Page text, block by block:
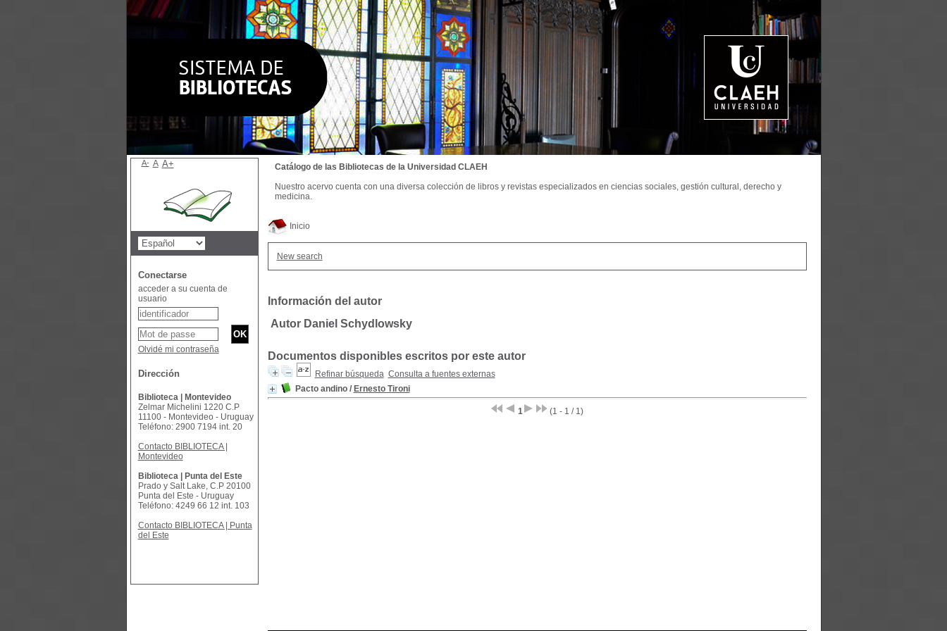
Inicio
New search
Información del autor
Autor Daniel Schydlowsky
Documentos disponibles escritos por este autor
Refinar búsqueda Consulta a fuentes externas
Pacto andino/ Ernesto Tironi
1 (1 - 1 / 1)
Catálogo de las Bibliotecas de la Universidad CLAEH
Nuestro acervo cuenta con una diversa colección de libros y revistas especializados en ciencias sociales, gestión cultural, derecho y
medicina.
A- A A+
Conectarse
acceder a su cuenta de
usuario
Olvidé mi contraseña
Dirección
Biblioteca | Montevideo
Zelmar Michelini 1220 C.P
11100 - Montevideo - Uruguay
Teléfono: 2900 7194 int. 20
Contacto BIBLIOTECA |
Montevideo
Biblioteca | Punta del Este
Prado y Salt Lake, C.P 20100
Punta del Este - Uruguay
Teléfono: 4249 66 12 int. 103
Contacto BIBLIOTECA | Punta
del Este